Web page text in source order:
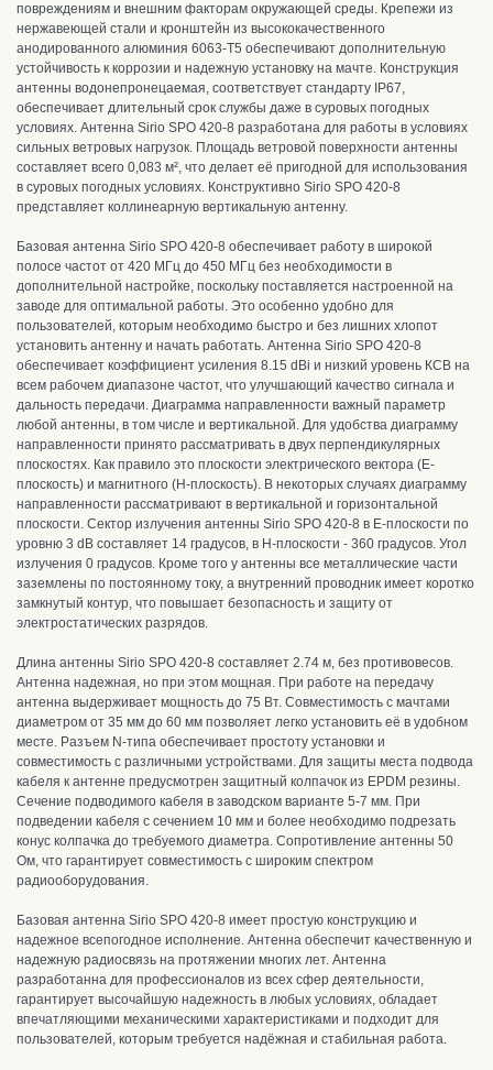
повреждениям и внешним факторам окружающей среды. Крепежи из
нержавеющей стали и кронштейн из высококачественного
анодированного алюминия 6063-T5 обеспечивают дополнительную
устойчивость к коррозии и надежную установку на мачте. Конструкция
антенны водонепронецаемая, соответствует стандарту IP67,
обеспечивает длительный срок службы даже в суровых погодных
условиях. Антенна Sirio SPO 420-8 разработана для работы в условиях
сильных ветровых нагрузок. Площадь ветровой поверхности антенны
составляет всего 0,083 м², что делает её пригодной для использования
в суровых погодных условиях. Конструктивно Sirio SPO 420-8
представляет коллинеарную вертикальную антенну.
Базовая антенна Sirio SPO 420-8 обеспечивает работу в широкой
полосе частот от 420 МГц до 450 МГц без необходимости в
дополнительной настройке, поскольку поставляется настроенной на
заводе для оптимальной работы. Это особенно удобно для
пользователей, которым необходимо быстро и без лишних хлопот
установить антенну и начать работать. Антенна Sirio SPO 420-8
обеспечивает коэффициент усиления 8.15 dBi и низкий уровень КСВ на
всем рабочем диапазоне частот, что улучшающий качество сигнала и
дальность передачи. Диаграмма направленности важный параметр
любой антенны, в том числе и вертикальной. Для удобства диаграмму
направленности принято рассматривать в двух перпендикулярных
плоскостях. Как правило это плоскости электрического вектора (E-
плоскость) и магнитного (H-плоскость). В некоторых случаях диаграмму
направленности рассматривают в вертикальной и горизонтальной
плоскости. Сектор излучения антенны Sirio SPO 420-8 в E-плоскости по
уровню 3 dB составляет 14 градусов, в H-плоскости - 360 градусов. Угол
излучения 0 градусов. Кроме того у антенны все металлические части
заземлены по постоянному току, а внутренний проводник имеет коротко
замкнутый контур, что повышает безопасность и защиту от
электростатических разрядов.
Длина антенны Sirio SPO 420-8 составляет 2.74 м, без противовесов.
Антенна надежная, но при этом мощная. При работе на передачу
антенна выдерживает мощность до 75 Вт. Совместимость с мачтами
диаметром от 35 мм до 60 мм позволяет легко установить её в удобном
месте. Разъем N-типа обеспечивает простоту установки и
совместимость с различными устройствами. Для защиты места подвода
кабеля к антенне предусмотрен защитный колпачок из EPDM резины.
Сечение подводимого кабеля в заводском варианте 5-7 мм. При
подведении кабеля с сечением 10 мм и более необходимо подрезать
конус колпачка до требуемого диаметра. Сопротивление антенны 50
Ом, что гарантирует совместимость с широким спектром
радиооборудования.
Базовая антенна Sirio SPO 420-8 имеет простую конструкцию и
надежное всепогодное исполнение. Антенна обеспечит качественную и
надежную радиосвязь на протяжении многих лет. Антенна
разработанна для профессионалов из всех сфер деятельности,
гарантирует высочайшую надежность в любых условиях, обладает
впечатляющими механическими характеристиками и подходит для
пользователей, которым требуется надёжная и стабильная работа.